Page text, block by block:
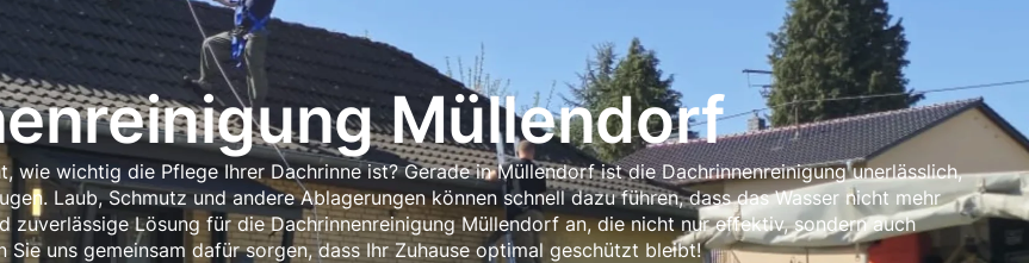
Müllendorf
wie wichtig die Pflege Ihrer Dachrinne ist? Gerade in Müllendorf ist die Dachrinnenreinigung unerlässlich,
Laub, Schmutz und andere Ablagerungen können schnell dazu führen, dass das Wasser nicht mehr
Lösung für die Dachrinnenreinigung Müllendorf an, die nicht nur effektiv, sondern auch
Sie uns gemeinsam dafür sorgen, dass Ihr Zuhause optimal geschützt bleibt!